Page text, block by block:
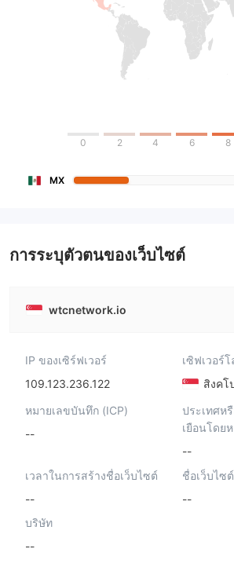
0 2 4 6 8
MX
การระบุตัวตนของเว็บไซต์
wtcnetwork.io
IP ของเซิร์ฟเวอร์
109.123.236.122
เซิฟเวอร์
สิงคโ
หมายเลขบันทึก (ICP)
--
ประเทศห
เยือนโดย
--
เวลาในการสร้างชื่อเว็บไซต์
--
ชื่อเว็บไซต์
--
บริษัท
--